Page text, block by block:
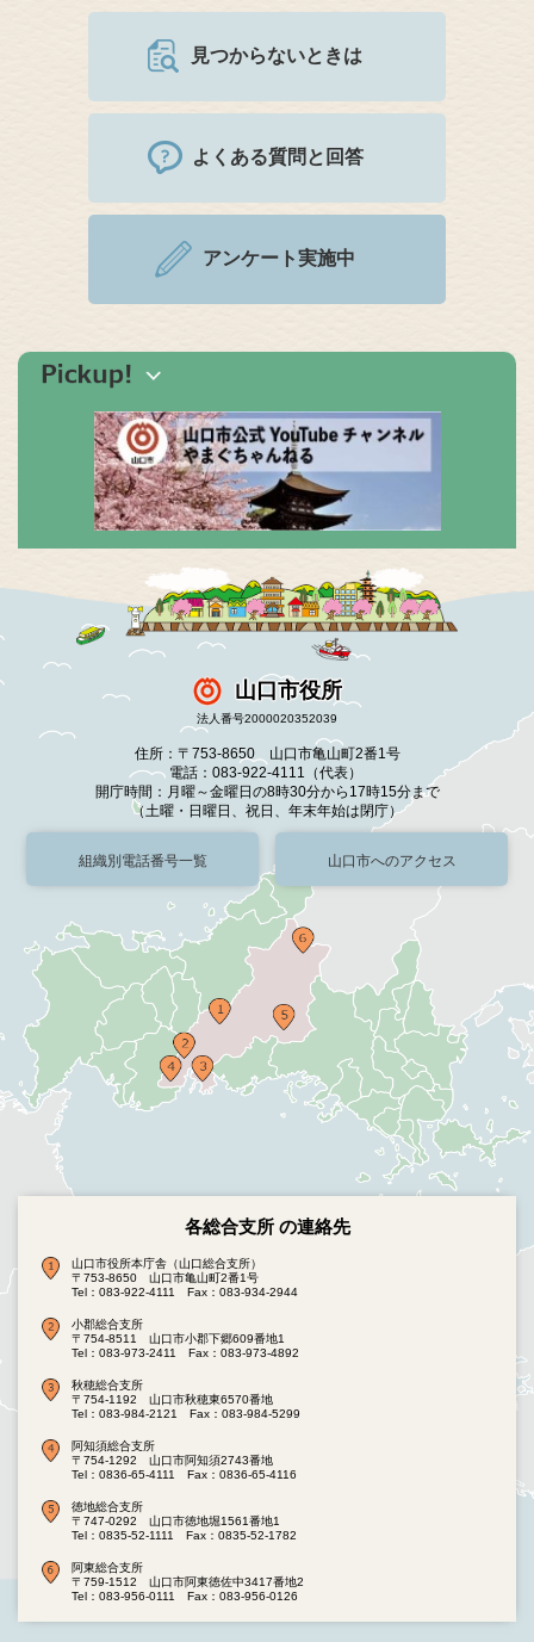
見つからないときは
よくある質問と回答
アンケート実施中
山口市役所
法人番号2000020352039
住所：〒753-8650 山口市亀山町2番1号
電話：083-922-4111（代表）
開庁時間：月曜～金曜日の8時30分から17時15分まで
（土曜・日曜日、祝日、年末年始は閉庁）
組織別電話番号一覧 山口市へのアクセス
各総合支所 の連絡先
山口市役所本庁舎（山口総合支所）
〒753-8650 山口市亀山町2番1号
Tel：083-922-4111
Fax：083-934-2944
小郡総合支所
〒754-8511 山口市小郡下郷609番地1
Tel：083-973-2411
Fax：083-973-4892
秋穂総合支所
〒754-1192 山口市秋穂東6570番地
Tel：083-984-2121
Fax：083-984-5299
阿知須総合支所
〒754-1292 山口市阿知須2743番地
Tel：0836-65-4111
Fax：0836-65-4116
徳地総合支所
〒747-0292 山口市徳地堀1561番地1
Tel：0835-52-1111
Fax：0835-52-1782
阿東総合支所
〒759-1512 山口市阿東徳佐中3417番地2
Tel：083-956-0111
Fax：083-956-0126